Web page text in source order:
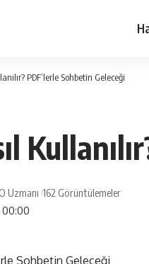
PDF’lerle Sohbetin Geleceği
00:00
Uzmanı 162 Görüntülemeler